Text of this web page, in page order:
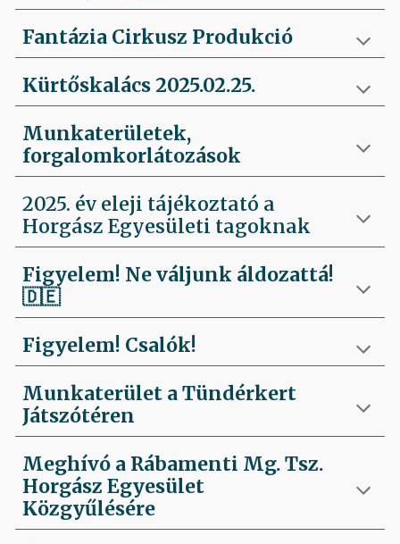
Fantázia Cirkusz Produkció
Kürtőskalács 2025.02.25.
Munkaterületek,
forgalomkorlátozások
2025. év eleji tájékoztató a
Horgász Egyesületi tagoknak
Figyelem! Ne váljunk áldozattá!
🇩🇪
Figyelem! Csalók!
Munkaterület a Tündérkert
Játszótéren
Meghívó a Rábamenti Mg. Tsz.
Horgász Egyesület
Közgyűlésére